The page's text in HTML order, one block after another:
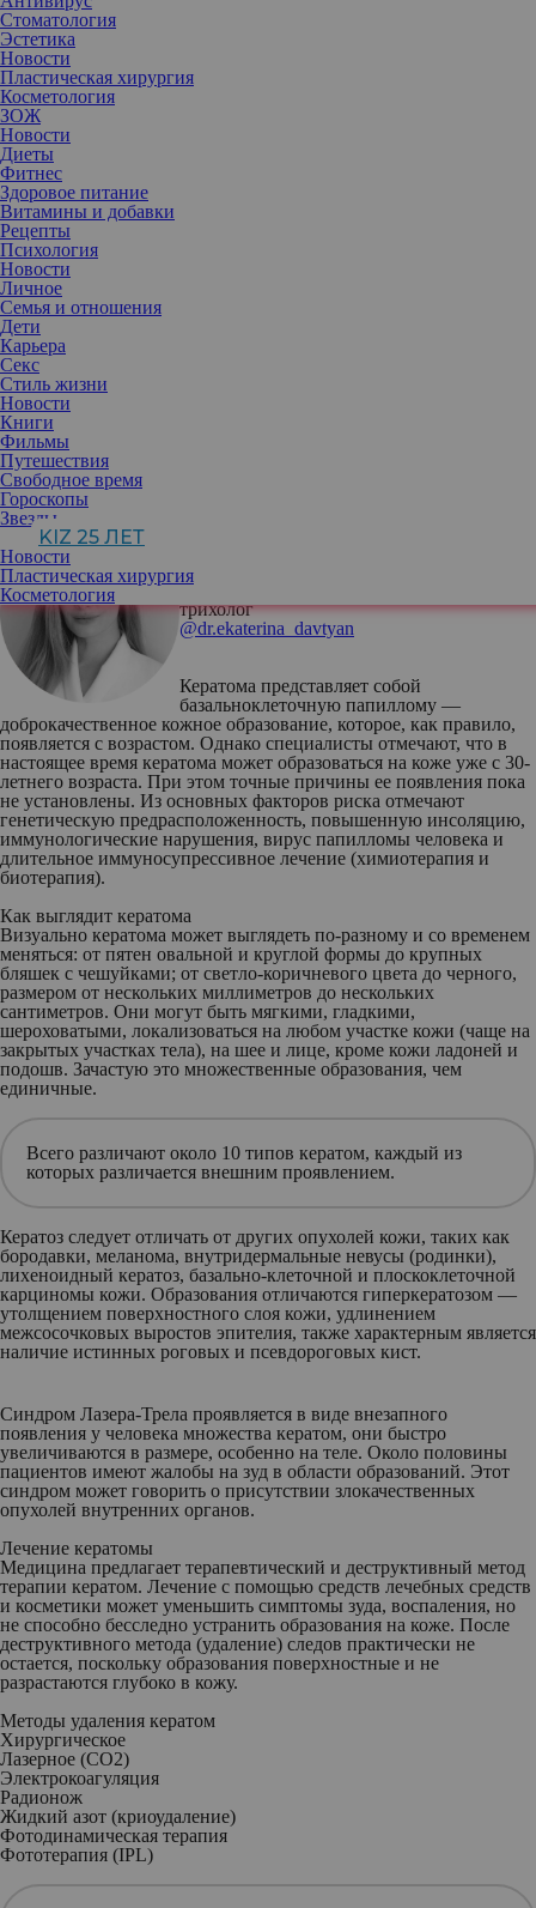
Стоматология
Эстетика
Новости
Пластическая хирургия
Косметология
ЗОЖ
Новости
Диеты
Фитнес
Здоровое питание
Витамины и добавки
Рецепты
Психология
Новости
Личное
Семья и отношения
Дети
Карьера
Секс
Стиль жизни
Новости
Книги
Фильмы
Путешествия
Свободное время
Гороскопы
Звезды
KIZ 25 ЛЕТ
Новости
Пластическая хирургия
Косметология
Если на коже вдруг появилось пигментное образование, всегда
лучше не гадать о его безопасности, а сразу обратиться к
дерматологу. Чаще всего речь идет о распространенной кожной
проблеме — кератоме, которую еще называют себорейной, или
старческой, бородавкой. При этом сегодня она все чаще
появляется и у молодых пациентов.
Екатерина Давтян
наук, врач-дерматолог, косметолог,
трихолог
@dr.ekaterina_davtyan
Кератома представляет собой
базальноклеточную папиллому —
доброкачественное кожное образование, которое, как правило,
появляется с возрастом. Однако специалисты отмечают, что в
настоящее время кератома может образоваться на коже уже с 30-
летнего возраста. При этом точные причины ее появления пока
не установлены. Из основных факторов риска отмечают
генетическую предрасположенность, повышенную инсоляцию,
иммунологические нарушения, вирус папилломы человека и
длительное иммуносупрессивное лечение (химиотерапия и
биотерапия).
Как выглядит кератома
Визуально кератома может выглядеть по-разному и со временем
меняться: от пятен овальной и круглой формы до крупных
бляшек с чешуйками; от светло-коричневого цвета до черного,
размером от нескольких миллиметров до нескольких
сантиметров. Они могут быть мягкими, гладкими,
шероховатыми, локализоваться на любом участке кожи (чаще на
закрытых участках тела), на шее и лице, кроме кожи ладоней и
подошв. Зачастую это множественные образования, чем
единичные.
Всего различают около 10 типов кератом, каждый из
которых различается внешним проявлением.
Кератоз следует отличать от других опухолей кожи, таких как
бородавки, меланома, внутридермальные невусы (родинки),
лихеноидный кератоз, базально-клеточной и плоскоклеточной
карциномы кожи. Образования отличаются гиперкератозом —
утолщением поверхностного слоя кожи, удлинением
межсосочковых выростов эпителия, также характерным является
наличие истинных роговых и псевдороговых кист.
Синдром Лазера-Трела проявляется в виде внезапного
появления у человека множества кератом, они быстро
увеличиваются в размере, особенно на теле. Около половины
пациентов имеют жалобы на зуд в области образований. Этот
синдром может говорить о присутствии злокачественных
опухолей внутренних органов.
Лечение кератомы
Медицина предлагает терапевтический и деструктивный метод
терапии кератом. Лечение с помощью средств лечебных средств
и косметики может уменьшить симптомы зуда, воспаления, но
не способно бесследно устранить образования на коже. После
деструктивного метода (удаление) следов практически не
остается, поскольку образования поверхностные и не
разрастаются глубоко в кожу.
Методы удаления кератом
Хирургическое
Лазерное (CO2)
Электрокоагуляция
Радионож
Жидкий азот (криоудаление)
Фотодинамическая терапия
Фототерапия (IPL)